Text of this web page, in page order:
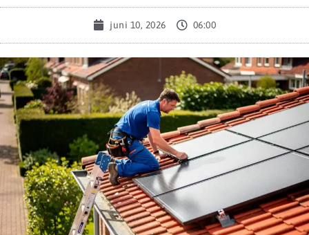
juni 10, 2026 06:00